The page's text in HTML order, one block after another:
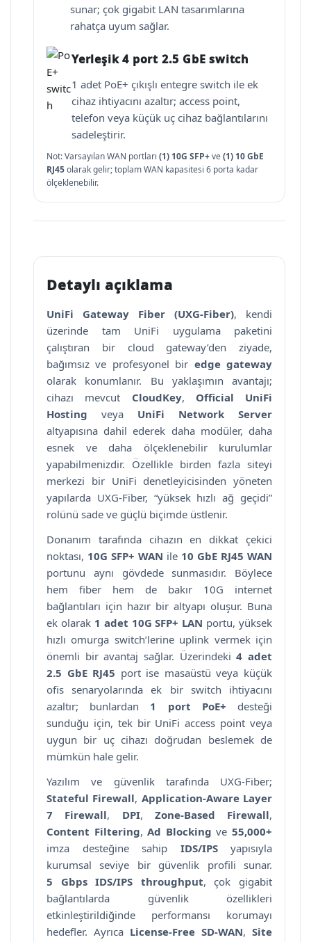
sunar; çok gigabit LAN tasarımlarına
rahatça uyum sağlar.
Yerleşik 4 port 2.5 GbE switch
1 adet PoE+ çıkışlı entegre switch ile ek
cihaz ihtiyacını azaltır; access point,
telefon veya küçük uç cihaz bağlantılarını
sadeleştirir.
Not: Varsayılan WAN portları (1) 10G SFP+ve(1) 10 GbE
RJ45olarak gelir; toplam WAN kapasitesi 6 porta kadar
ölçeklenebilir.
Detaylı açıklama
UniFi Gateway Fiber (UXG-Fiber), kendi
üzerinde tam UniFi uygulama paketini
çalıştıran bir cloud gateway’den ziyade,
bağımsız ve profesyonel bir edge gateway
olarak konumlanır. Bu yaklaşımın avantajı;
cihazı mevcut CloudKey, Official UniFi
Hosting veya UniFi Network Server
altyapısına dahil ederek daha modüler, daha
esnek ve daha ölçeklenebilir kurulumlar
yapabilmenizdir. Özellikle birden fazla siteyi
merkezi bir UniFi denetleyicisinden yöneten
yapılarda UXG-Fiber, “yüksek hızlı ağ geçidi”
rolünü sade ve güçlü biçimde üstlenir.
Donanım tarafında cihazın en dikkat çekici
noktası, 10G SFP+ WAN ile 10 GbE RJ45 WAN
portunu aynı gövdede sunmasıdır. Böylece
hem fiber hem de bakır 10G internet
bağlantıları için hazır bir altyapı oluşur. Buna
ek olarak 1 adet 10G SFP+ LAN portu, yüksek
hızlı omurga switch’lerine uplink vermek için
önemli bir avantaj sağlar. Üzerindeki4 adet
2.5 GbE RJ45 port ise masaüstü veya küçük
ofis senaryolarında ek bir switch ihtiyacını
azaltır; bunlardan 1 port PoE+ desteği
sunduğu için, tek bir UniFi access point veya
uygun bir uç cihazı doğrudan beslemek de
mümkün hale gelir.
Yazılım ve güvenlik tarafında UXG-Fiber;
Stateful Firewall, Application-Aware Layer
7 Firewall, DPI, Zone-Based Firewall,
Content Filtering,Ad Blocking ve55,000+
imza desteğine sahip IDS/IPSyapısıyla
kurumsal seviye bir güvenlik profili sunar.
5 Gbps IDS/IPS throughput, çok gigabit
bağlantılarda güvenlik özellikleri
etkinleştirildiğinde performansı korumayı
hedefler. Ayrıca License-Free SD-WAN, Site